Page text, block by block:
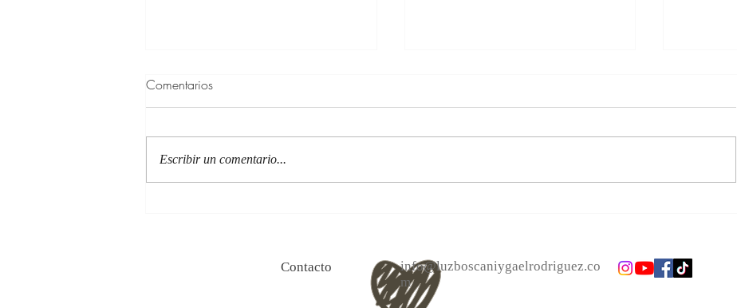
Comentarios
Escribir un comentario...
Contacto
info@luzboscaniygaelrodriguez.co
m